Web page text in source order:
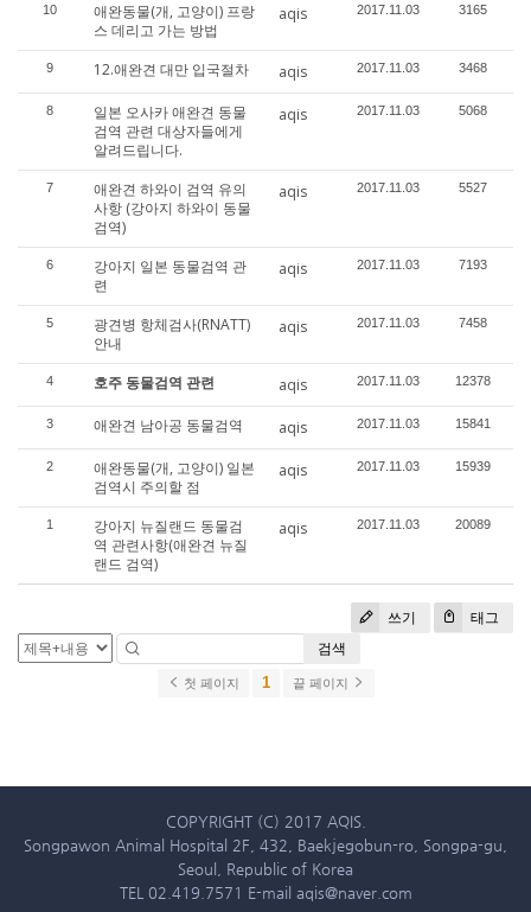
10
애완동물(개, 고양이) 프랑
스 데리고 가는 방법
aqis 2017.11.03 3165
9 12.애완견 대만 입국절차 aqis 2017.11.03 3468
8
일본 오사카 애완견 동물
검역 관련 대상자들에게
알려드립니다.
aqis 2017.11.03 5068
7
애완견 하와이 검역 유의
사항 (강아지 하와이 동물
검역)
aqis 2017.11.03 5527
6
강아지 일본 동물검역 관
련
aqis 2017.11.03 7193
5
광견병 항체검사(RNATT)
안내
aqis 2017.11.03 7458
4 호주 동물검역 관련 aqis 2017.11.03 12378
3 애완견 남아공 동물검역 aqis 2017.11.03 15841
2
애완동물(개, 고양이) 일본
검역시 주의할 점
aqis 2017.11.03 15939
1
강아지 뉴질랜드 동물검
역 관련사항(애완견 뉴질
랜드 검역)
aqis 2017.11.03 20089
쓰기
태그
검색
첫 페이지 1 끝 페이지
COPYRIGHT (C) 2017 AQIS.
Songpawon Animal Hospital 2F, 432, Baekjegobun-ro, Songpa-gu,
Seoul, Republic of Korea
TEL 02.419.7571 E-mail aqis@naver.com